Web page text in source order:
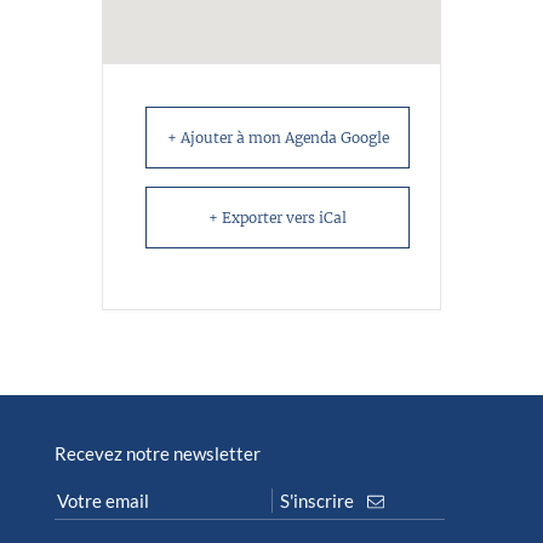
+ Ajouter à mon Agenda Google
+ Exporter vers iCal
Recevez notre newsletter